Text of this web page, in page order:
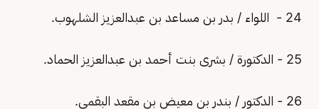
24 - اللواء / بدر بن مساعد بن عبدالعزيز الشلهوب.
25 - الدكتورة / بشرى بنت أحمد بن عبدالعزيز الحماد.
26 - الدكتور / بندر بن معيض بن مقعد البقمي.